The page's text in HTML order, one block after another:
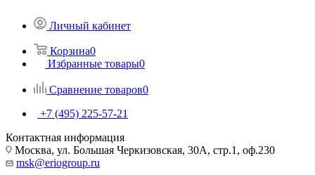
Личный кабинет
Корзина0
Избранные товары0
Сравнение товаров0
+7 (495) 225-57-21
Контактная информация
Москва, ул. Большая Черкизовская, 30А, стр.1, оф.230
msk@eriogroup.ru